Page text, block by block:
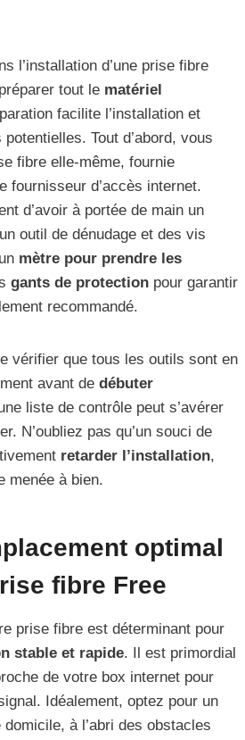
l’installation d’une prise fibre
tout le matériel
facilite l’installation et
Tout d’abord, vous
fibre elle-même, fournie
fournisseur d’accès internet.
d’avoir à portée de main un
outil de dénudage et des vis
mètre pour prendre les
gants de protection pour garantir
recommandé.
vérifier que tous les outils sont en
avant de débuter
liste de contrôle peut s’avérer
N’oubliez pas qu’un souci de
retarder l’installation,
menée à bien.
optimal
fibre Free
prise fibre est déterminant pour
stable et rapide. Il est primordial
de votre box internet pour
Idéalement, optez pour un
à l’abri des obstacles